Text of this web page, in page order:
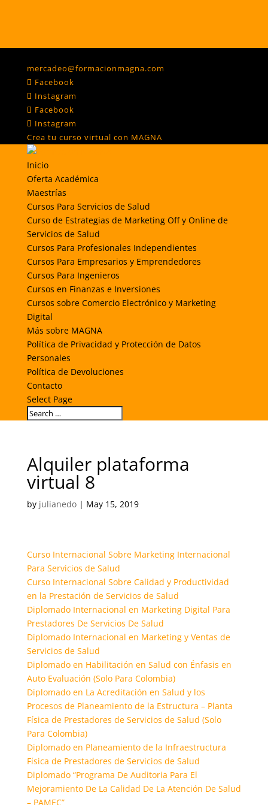
mercadeo@formacionmagna.com
Facebook
Instagram
Facebook
Instagram
Crea tu curso virtual con MAGNA
Inicio
Oferta Académica
Maestrías
Cursos Para Servicios de Salud
Curso de Estrategias de Marketing Off y Online de
Servicios de Salud
Cursos Para Profesionales Independientes
Cursos Para Empresarios y Emprendedores
Cursos Para Ingenieros
Cursos en Finanzas e Inversiones
Cursos sobre Comercio Electrónico y Marketing
Digital
Más sobre MAGNA
Política de Privacidad y Protección de Datos
Personales
Política de Devoluciones
Contacto
Select Page
Alquiler plataforma
virtual 8
by julianedo| May 15, 2019
Curso Internacional Sobre Marketing Internacional
Para Servicios de Salud
Curso Internacional Sobre Calidad y Productividad
en la Prestación de Servicios de Salud
Diplomado Internacional en Marketing Digital Para
Prestadores De Servicios De Salud
Diplomado Internacional en Marketing y Ventas de
Servicios de Salud
Diplomado en Habilitación en Salud con Énfasis en
Auto Evaluación ​(Solo Para Colombia)
Diplomado en La Acreditación en Salud y los
Procesos de Planeamiento de la Estructura – Planta
Física de Prestadores de Servicios de Salud (Solo
Para Colombia)
Diplomado en Planeamiento de la Infraestructura
Física de Prestadores de Servicios de Salud
Diplomado “Programa De Auditoria Para El
Mejoramiento ​De La Calidad De La Atención De Salud
– PAMEC”